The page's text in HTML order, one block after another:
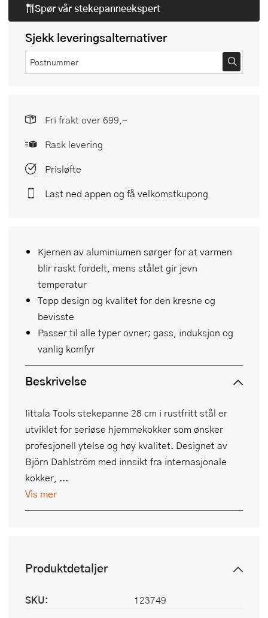
Kjernen av aluminiumen sørger for at varmen
blir raskt fordelt, mens stålet gir jevn
temperatur
Topp design og kvalitet for den kresne og
bevisste
Passer til alle typer ovner; gass, induksjon og
vanlig komfyr
Beskrivelse
Iittala Tools stekepanne 28 cm i rustfritt stål er
utviklet for seriøse hjemmekokker som ønsker
profesjonell ytelse og høy kvalitet. Designet av
Björn Dahlström med innsikt fra internasjonale
kokker, ...
Vis mer
Spør vårstekepanneekspert
Sjekk leveringsalternativer
Fri frakt over 699,-
Rask levering
Prisløfte
Last ned appen og få velkomstkupong
Produktdetaljer
SKU: 123749